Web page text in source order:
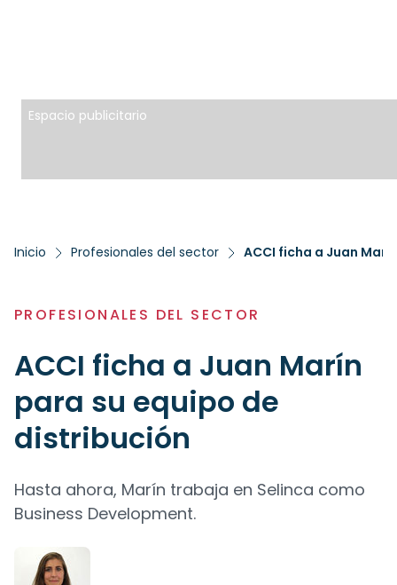
Espacio publicitario
Inicio Profesionales del sector ACCI ficha a Juan
PROFESIONALES DEL SECTOR
ACCI ficha a Juan Marín
para su equipo de
distribución
Hasta ahora, Marín trabaja en Selinca como
Business Development.